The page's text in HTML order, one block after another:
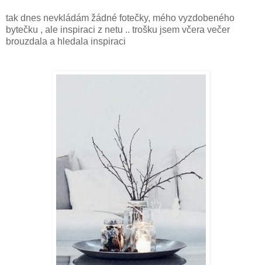
tak dnes nevkládám žádné fotečky, mého vyzdobeného
bytečku , ale inspiraci z netu .. trošku jsem včera večer
brouzdala a hledala inspiraci